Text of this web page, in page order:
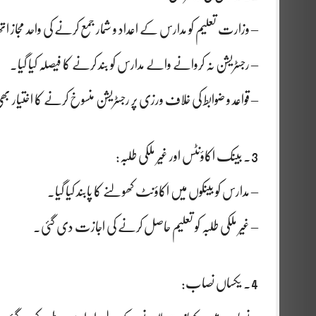
– وزارت تعلیم کو مدارس کے اعداد و شمار جمع کرنے کی واحد مجاز
– رجسٹریشن نہ کروانے والے مدارس کو بند کرنے کا فیصلہ کیا گیا۔
– قواعد و ضوابط کی خلاف ورزی پر رجسٹریشن منسوخ کرنے کا اختیار بھی
3. بینک اکاؤنٹس اور غیر ملکی طلبہ:
– مدارس کو بینکوں میں اکاؤنٹ کھولنے کا پابند کیا گیا۔
– غیر ملکی طلبہ کو تعلیم حاصل کرنے کی اجازت دی گئی۔
4. یکساں نصاب: